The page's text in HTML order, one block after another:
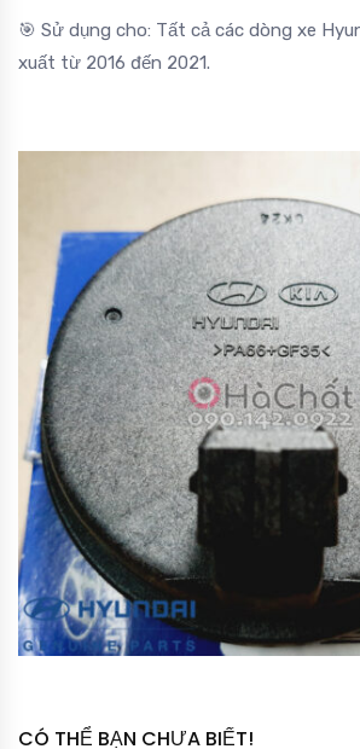
🎯 Sử dụng cho: Tất cả các dòng xe
xuất từ 2016 đến 2021.
CÓ THỂ BẠN CHƯA BIẾT!